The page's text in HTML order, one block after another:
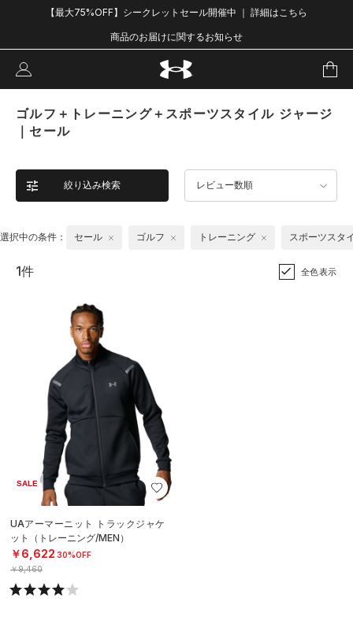
【最大75%OFF】シークレットセール開催中 ｜ 詳細はこちら
商品のお届けに関するお知らせ
ゴルフ＋トレーニング＋スポーツスタイル ジャージ
｜セール
絞り込み検索 レビュー数順
選択中の条件： セール ゴルフ トレーニング スポーツスタ
1件 全色表示
SALE
UAアーマーニット トラックジャケ
ット（トレーニング/MEN）
￥6,622 30%OFF
￥9,460